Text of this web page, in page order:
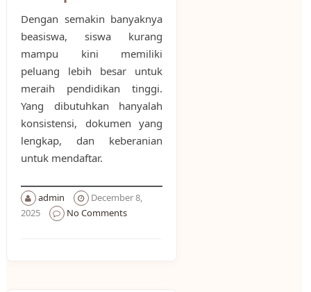
Dengan semakin banyaknya
beasiswa, siswa kurang
mampu kini memiliki
peluang lebih besar untuk
meraih pendidikan tinggi.
Yang dibutuhkan hanyalah
konsistensi, dokumen yang
lengkap, dan keberanian
untuk mendaftar.
admin
December 8,
2025
No Comments